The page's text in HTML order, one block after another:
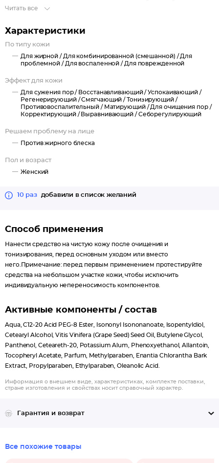
длительное матирование, уменьшает количество выделяемого
себума, препятствует образованию комедонов и закупке пор.
Назначение: завершающий уход в рамках профессиональной
Читать все
Характеристики
По типу кожи
Для жирной / Для комбинированной (смешанной) /Для
проблемной / Для воспаленной / Для поврежденной
Эффект для кожи
Для сужения пор / Восстанавливающий /Успокаивающий /
Регенерирующий /Смягчающий /Тонизирующий /
Противовоспалительный / Матирующий /Для очищения пор /
Корректирующий / Выравнивающий /Себорегулирующий
Решаем проблему на лице
Против жирного блеска
Пол и возраст
Женский
10 раз добавили в список желаний
Способ применения
Нанести средство на чистую кожу после очищения и
тонизирования, перед основным уходом или вместо
него.Примечание: перед первым применением протестируйте
средства на небольшом участке кожи, чтобы исключить
индивидуальную непереносимость компонентов.
Активные компоненты / состав
Aqua, C12-20 Acid PEG-8 Ester, Isononyl Isononanoate, Isopentyldiol,
Cetearyl Alcohol, Vitis Vinifera (Grape Seed) Seed Oil, Butylene Glycol,
Panthenol, Ceteareth-20, Potassium Alum, Phenoxyethanol, Allantoin,
Tocopheryl Acetate, Parfum, Methylparaben, Enantia Chlorantha Bark
Extract, Propylparaben, Ethylparaben, Oleanolic Acid.
Информация о внешнем виде, характеристиках, комплекте поставки,
стране изготовления и свойствах носит справочный характер.
Гарантия и возврат
Все похожие товары